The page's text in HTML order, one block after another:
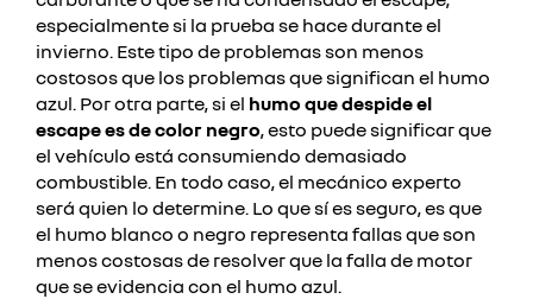
especialmente si la prueba se hace durante el
invierno. Este tipo de problemas son menos
costosos que los problemas que significan el humo
azul. Por otra parte, si el humo que despide el
escape es de color negro, esto puede significar que
el vehículo está consumiendo demasiado
combustible. En todo caso, el mecánico experto
será quien lo determine. Lo que sí es seguro, es que
el humo blanco o negro representa fallas que son
menos costosas de resolver que la falla de motor
que se evidencia con el humo azul.